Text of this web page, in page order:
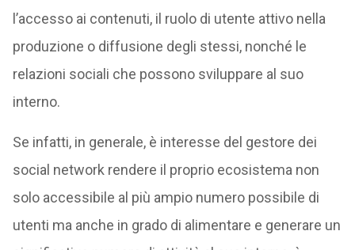
l’accesso ai contenuti, il ruolo di utente attivo nella
produzione o diffusione degli stessi, nonché le
relazioni sociali che possono sviluppare al suo
interno.
Se infatti, in generale, è interesse del gestore dei
social network rendere il proprio ecosistema non
solo accessibile al più ampio numero possibile di
utenti ma anche in grado di alimentare e generare un